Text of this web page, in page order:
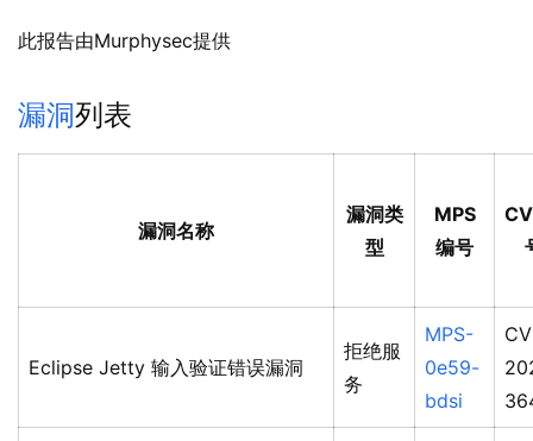
此报告由Murphysec提供
漏洞列表
漏洞名称
漏洞类
型
MPS
编号
Eclipse Jetty 输入验证错误漏洞
拒绝服
务
MPS-
0e59-
bdsi